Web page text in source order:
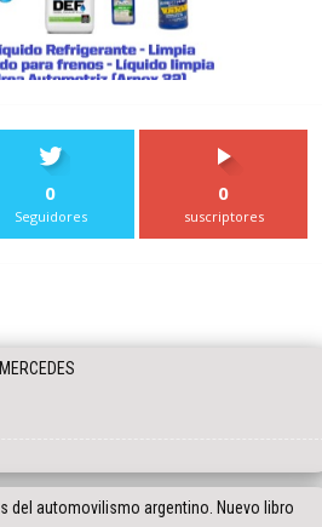
0
Seguidores
0
suscriptores
del automovilismo argentino. Nuevo libro